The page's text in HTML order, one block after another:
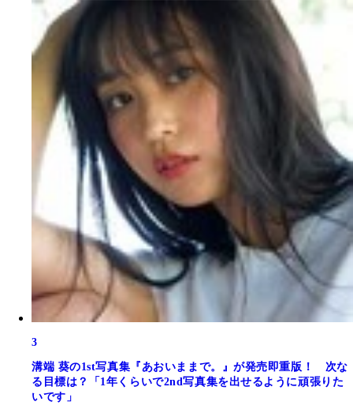
3
溝端 葵の1st写真集『あおいままで。』が発売即重版！ 次な
る目標は？「1年くらいで2nd写真集を出せるように頑張りた
いです」